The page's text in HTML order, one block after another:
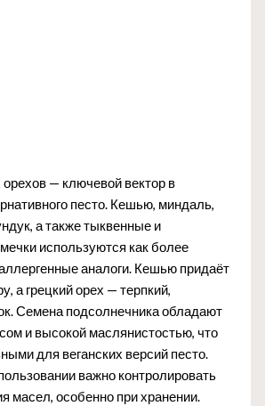
— ключевой вектор в
песто. Кешью, миндаль,
а также тыквенные и
используются как более
аналоги. Кешью придаёт
а грецкий орех — терпкий,
Семена подсолнечника обладают
и высокой маслянистостью, что
для веганских версий песто.
важно контролировать
масел, особенно при хранении.